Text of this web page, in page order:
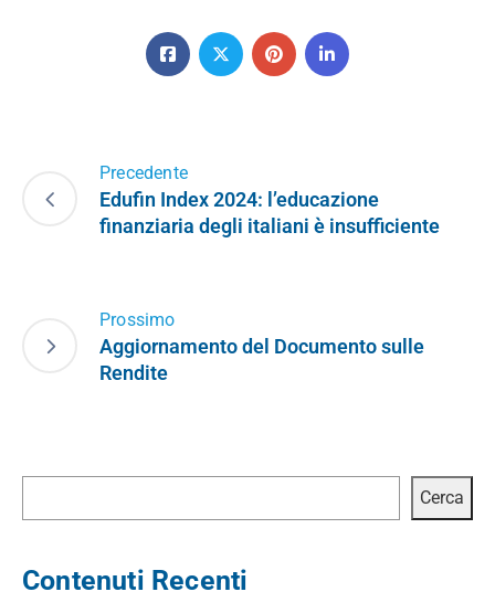
Precedente
Edufin Index 2024: l’educazione
finanziaria degli italiani è insufficiente
Prossimo
Aggiornamento del Documento sulle
Rendite
Cerca
Contenuti Recenti